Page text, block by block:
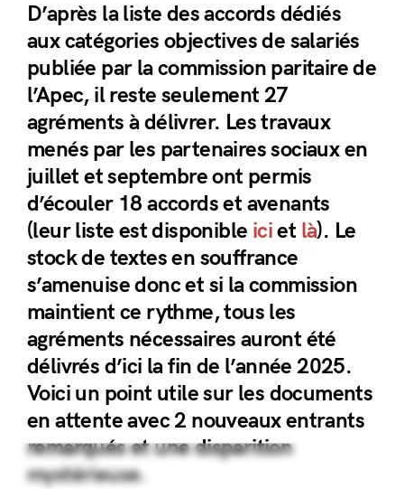
D’après la liste des accords dédiés
aux catégories objectives de salariés
publiée par la commission paritaire de
l’Apec, il reste seulement 27
agréments à délivrer. Les travaux
menés par les partenaires sociaux en
juillet et septembre ont permis
d’écouler 18 accords et avenants
(leur liste est disponible iciet là). Le
stock de textes en souffrance
s’amenuise donc et si la commission
maintient ce rythme, tous les
agréments nécessaires auront été
délivrés d’ici la fin de l’année 2025.
Voici un point utile sur les documents
en attente avec 2 nouveaux entrants
remarqués et une disparition
mystérieuse.